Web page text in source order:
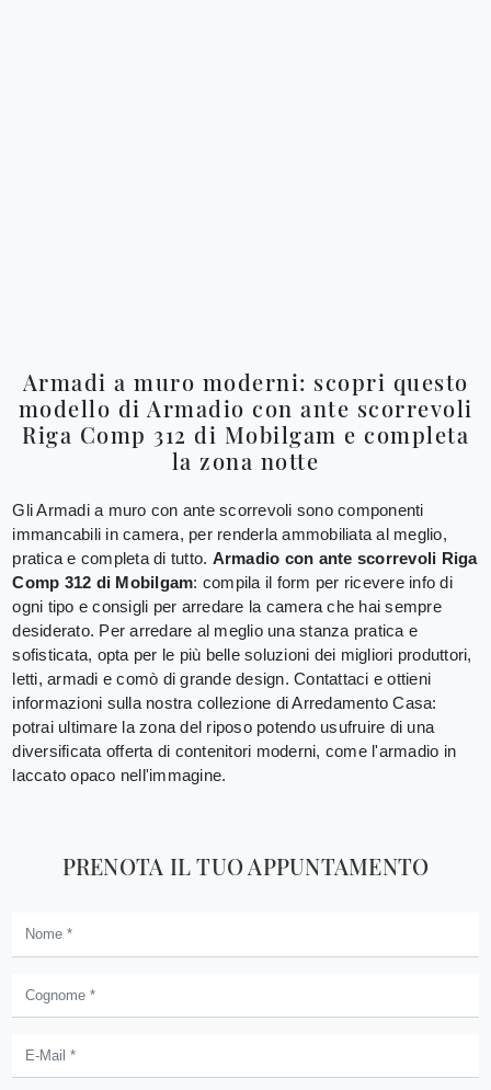
Armadi a muro moderni: scopri questo
modello di Armadio con ante scorrevoli
Riga Comp 312 di Mobilgam e completa
la zona notte
Gli Armadi a muro con ante scorrevoli sono componenti
immancabili in camera, per renderla ammobiliata al meglio,
pratica e completa di tutto. Armadio con ante scorrevoli Riga
Comp 312 di Mobilgam: compila il form per ricevere info di
ogni tipo e consigli per arredare la camera che hai sempre
desiderato. Per arredare al meglio una stanza pratica e
sofisticata, opta per le più belle soluzioni dei migliori produttori,
letti, armadi e comò di grande design. Contattaci e ottieni
informazioni sulla nostra collezione di Arredamento Casa:
potrai ultimare la zona del riposo potendo usufruire di una
diversificata offerta di contenitori moderni, come l'armadio in
laccato opaco nell'immagine.
PRENOTA IL TUO APPUNTAMENTO